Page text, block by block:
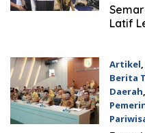
23
Latif
Artikel,
Berita
Daerah,